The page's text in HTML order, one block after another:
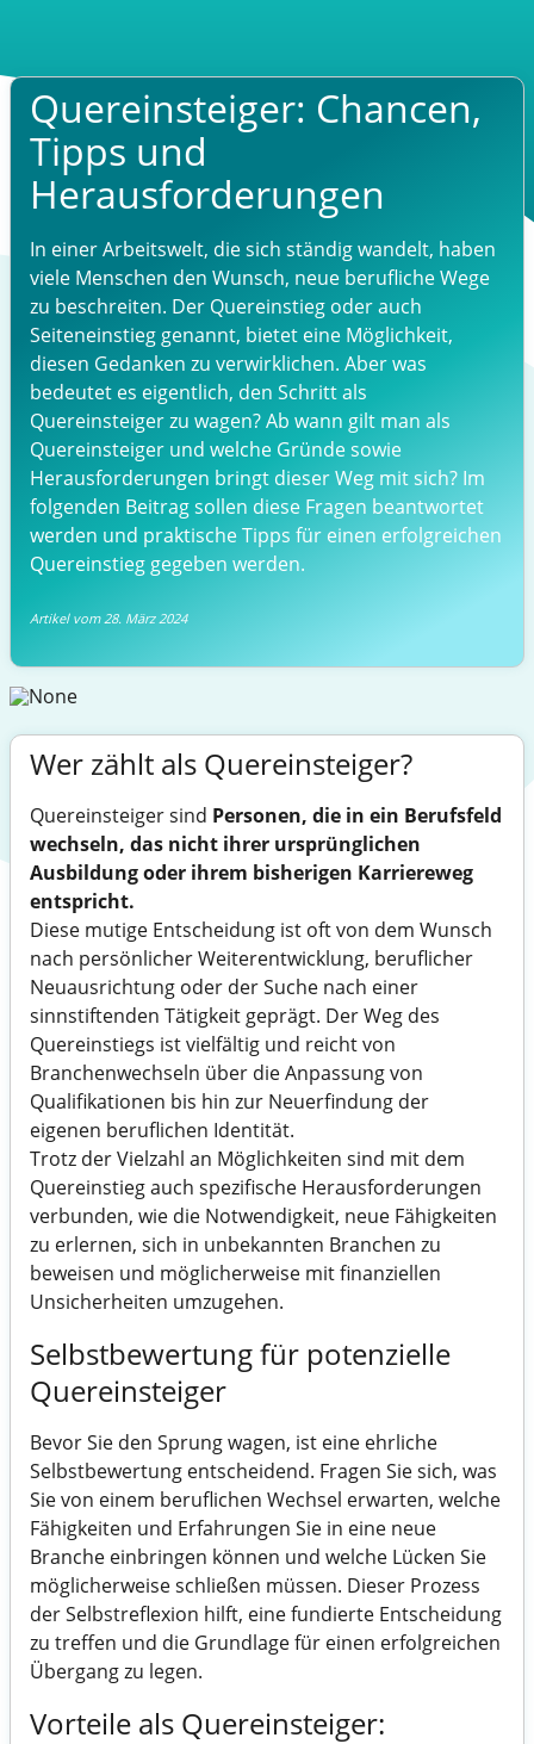
Quereinsteiger: Chancen,
Tipps und
Herausforderungen
In einer Arbeitswelt, die sich ständig wandelt, haben
viele Menschen den Wunsch, neue berufliche Wege
zu beschreiten. Der Quereinstieg oder auch
Seiteneinstieg genannt, bietet eine Möglichkeit,
diesen Gedanken zu verwirklichen. Aber was
bedeutet es eigentlich, den Schritt als
Quereinsteiger zu wagen? Ab wann gilt man als
Quereinsteiger und welche Gründe sowie
Herausforderungen bringt dieser Weg mit sich? Im
folgenden Beitrag sollen diese Fragen beantwortet
werden und praktische Tipps für einen erfolgreichen
Quereinstieg gegeben werden.
Artikel vom 28. März 2024
Wer zählt als Quereinsteiger?
Quereinsteiger sind Personen, die in ein Berufsfeld
wechseln, das nicht ihrer ursprünglichen
Ausbildung oder ihrem bisherigen Karriereweg
entspricht.
Diese mutige Entscheidung ist oft von dem Wunsch
nach persönlicher Weiterentwicklung, beruflicher
Neuausrichtung oder der Suche nach einer
sinnstiftenden Tätigkeit geprägt. Der Weg des
Quereinstiegs ist vielfältig und reicht von
Branchenwechseln über die Anpassung von
Qualifikationen bis hin zur Neuerfindung der
eigenen beruflichen Identität.
Trotz der Vielzahl an Möglichkeiten sind mit dem
Quereinstieg auch spezifische Herausforderungen
verbunden, wie die Notwendigkeit, neue Fähigkeiten
zu erlernen, sich in unbekannten Branchen zu
beweisen und möglicherweise mit finanziellen
Unsicherheiten umzugehen.
Selbstbewertung für potenzielle
Quereinsteiger
Bevor Sie den Sprung wagen, ist eine ehrliche
Selbstbewertung entscheidend. Fragen Sie sich, was
Sie von einem beruflichen Wechsel erwarten, welche
Fähigkeiten und Erfahrungen Sie in eine neue
Branche einbringen können und welche Lücken Sie
möglicherweise schließen müssen. Dieser Prozess
der Selbstreflexion hilft, eine fundierte Entscheidung
zu treffen und die Grundlage für einen erfolgreichen
Übergang zu legen.
Vorteile als Quereinsteiger: